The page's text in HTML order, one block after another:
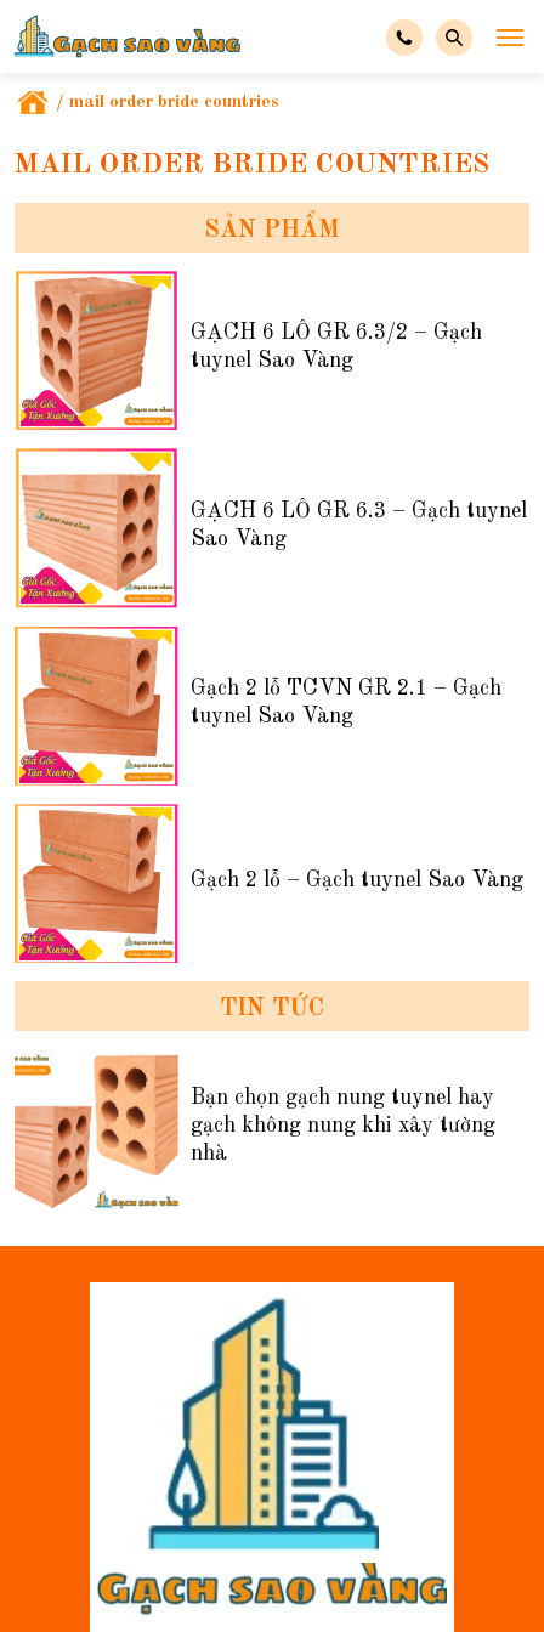
/ mail order bride countries
MAIL ORDER BRIDE COUNTRIES
SẢN PHẨM
GẠCH 6 LỖ GR 6.3/2 – Gạch
tuynel Sao Vàng
GẠCH 6 LỖ GR 6.3 – Gạch tuynel
Sao Vàng
Gạch 2 lỗ TCVN GR 2.1 – Gạch
tuynel Sao Vàng
Gạch 2 lỗ – Gạch tuynel Sao Vàng
TIN TỨC
Bạn chọn gạch nung tuynel hay
gạch không nung khi xây tường
nhà